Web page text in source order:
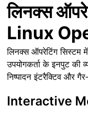
लिनक्स
Linux
लिनक्स ऑपरेटिंग सिस्टम
उपयोगकर्ता के इनपुट की
निष्पादन इंटरैक्टिव और
Interactive